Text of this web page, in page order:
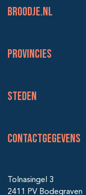
BROODJE.NL
Provincies
Steden
Contactgegevens
Tolnasingel 3
2411 PV Bodegraven